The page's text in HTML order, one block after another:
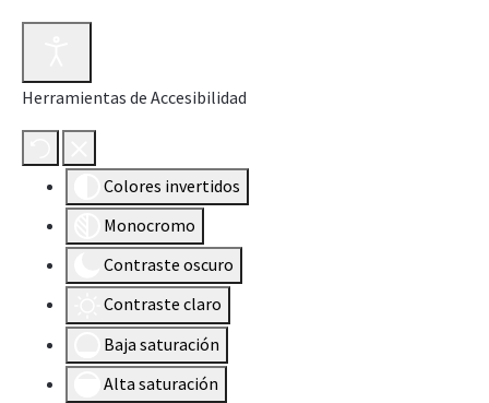
Herramientas de Accesibilidad
Colores invertidos
Monocromo
Contraste oscuro
Contraste claro
Baja saturación
Alta saturación